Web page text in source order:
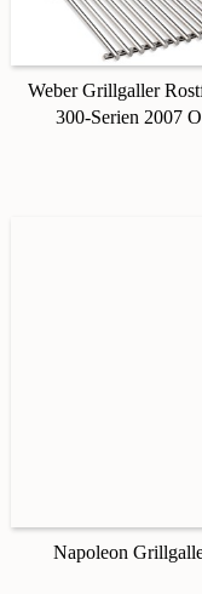
Weber Grillgaller
300-Serien 2007
Napoleon